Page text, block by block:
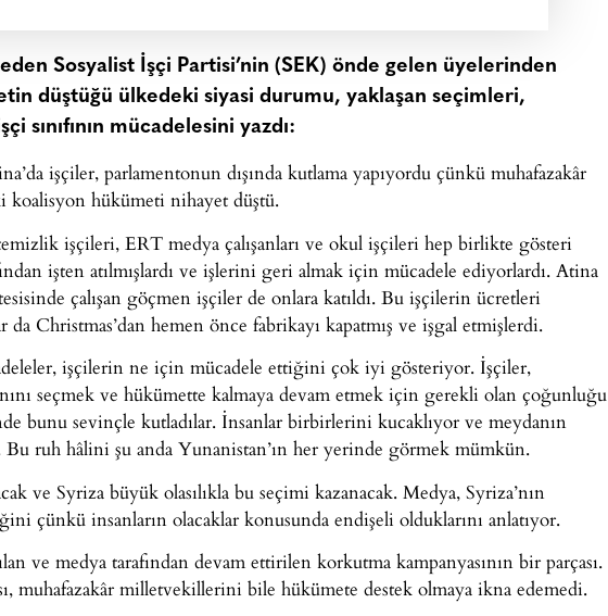
Sosyalist İşçi Partisi’nin (SEK) önde gelen üyelerinden
düştüğü ülkedeki siyasi durumu, yaklaşan seçimleri,
sınıfının mücadelesini yazdı:
işçiler, parlamentonun dışında kutlama yapıyordu çünkü muhafazakâr
koalisyon hükümeti nihayet düştü.
temizlik işçileri, ERT medya çalışanları ve okul işçileri hep birlikte gösteri
işten atılmışlardı ve işlerini geri almak için mücadele ediyorlardı. Atina
çalışan göçmen işçiler de onlara katıldı. Bu işçilerin ücretleri
da Christmas’dan hemen önce fabrikayı kapatmış ve işgal etmişlerdi.
işçilerin ne için mücadele ettiğini çok iyi gösteriyor. İşçiler,
seçmek ve hükümette kalmaya devam etmek için gerekli olan çoğunluğu
bunu sevinçle kutladılar. İnsanlar birbirlerini kucaklıyor ve meydanın
Bu ruh hâlini şu anda Yunanistan’ın her yerinde görmek mümkün.
ve Syriza büyük olasılıkla bu seçimi kazanacak. Medya, Syriza’nın
çünkü insanların olacaklar konusunda endişeli olduklarını anlatıyor.
ve medya tarafından devam ettirilen korkutma kampanyasının bir parçası.
muhafazakâr milletvekillerini bile hükümete destek olmaya ikna edemedi.